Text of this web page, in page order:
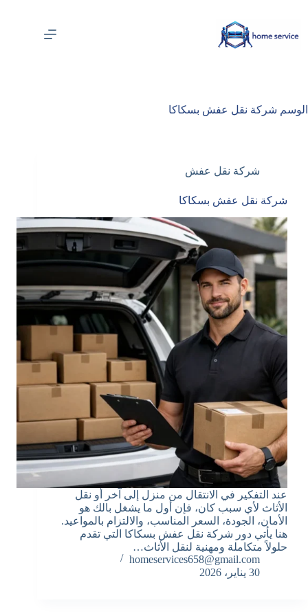
المحتوى
الوسم شركة نقل عفش بسكاكا
شركة نقل عفش
شركة نقل عفش بسكاكا
عند التفكير في الانتقال من منزل إلى آخر أو نقل
الأثاث لأي سبب كان، فإن أول ما يشغل بالك هو
الأمان، الجودة، السعر المناسب، والالتزام بالمواعيد.
هنا يأتي دور شركة نقل عفش بسكاكا التي تقدم
حلولاً متكاملة ومهنية لنقل الأثاث…
homeservices658@gmail.com
30 يناير، 2026